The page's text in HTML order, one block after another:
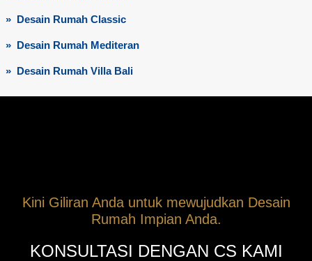
» Desain Rumah Classic
» Desain Rumah Mediteran
» Desain Rumah Villa Bali
Kini Giliran Anda untuk mewujudkan Desain
Rumah Impian Anda.
KONSULTASI DENGAN CS KAMI